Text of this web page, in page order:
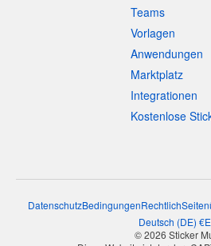
Teams
Vorlagen
Anwendungen
Marktplatz
Integrationen
Kostenlose
DatenschutzBedingungenRechtlich
Deutsch (DE) €
© 2026 Sticker